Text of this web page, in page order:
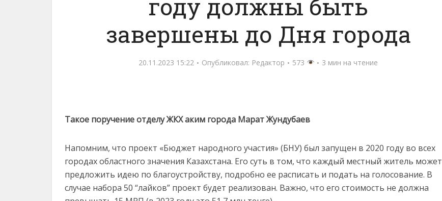
году должны быть
завершены до Дня города
20.11.2023 15:22 Опубликовал: Редактор 573 3 мин на чтение
Такое поручение отделу ЖКХ аким города Марат Жундубаев
Напомним, что проект «Бюджет народного участия» (БНУ) был запущен в 2020 году во всех
городах областного значения Казахстана. Его суть в том, что каждый местный житель может
предложить идею по благоустройству, подробно ее расписать и подать на голосование. В
случае набора 50 “лайков” проект будет реализован. Важно, что его стоимость не должна